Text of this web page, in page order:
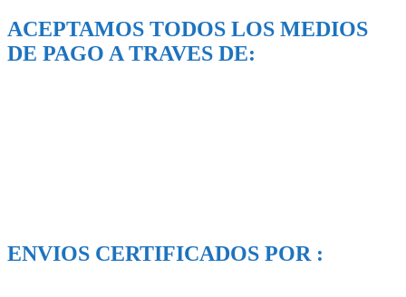
ACEPTAMOS TODOS LOS MEDIOS
DE PAGO A TRAVES DE:
ENVIOS CERTIFICADOS POR :